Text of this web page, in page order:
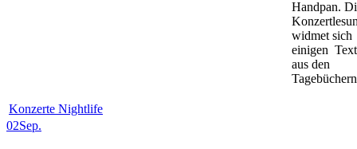
Handpan.
widmet sich
einigen
aus den
Konzerte Nightlife
02Sep.